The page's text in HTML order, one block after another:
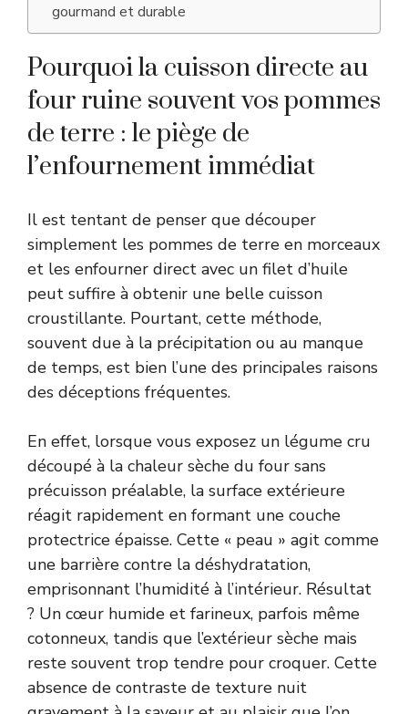
gourmand et durable
Pourquoi la cuisson directe au
four ruine souvent vos pommes
de terre : le piège de
l’enfournement immédiat
Il est tentant de penser que découper
simplement les pommes de terre en morceaux
et les enfourner direct avec un filet d’huile
peut suffire à obtenir une belle cuisson
croustillante. Pourtant, cette méthode,
souvent due à la précipitation ou au manque
de temps, est bien l’une des principales raisons
des déceptions fréquentes.
En effet, lorsque vous exposez un légume cru
découpé à la chaleur sèche du four sans
précuisson préalable, la surface extérieure
réagit rapidement en formant une couche
protectrice épaisse. Cette « peau » agit comme
une barrière contre la déshydratation,
emprisonnant l’humidité à l’intérieur. Résultat
? Un cœur humide et farineux, parfois même
cotonneux, tandis que l’extérieur sèche mais
reste souvent trop tendre pour croquer. Cette
absence de contraste de texture nuit